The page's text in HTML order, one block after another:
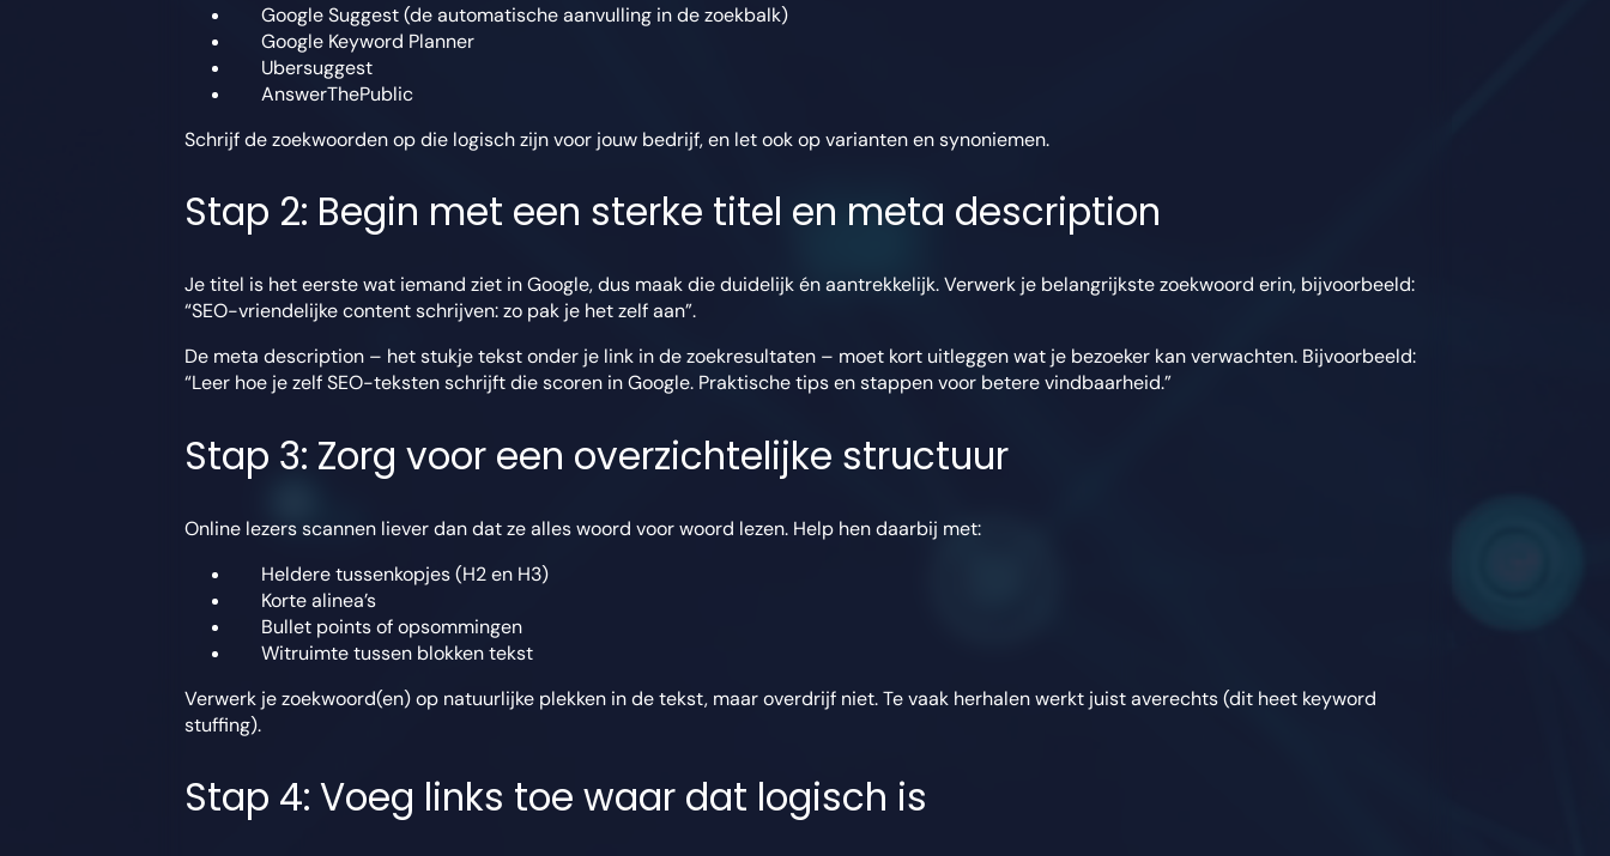
Google Suggest (de automatische aanvulling in de zoekbalk)
Google Keyword Planner
Ubersuggest
AnswerThePublic
Schrijf de zoekwoorden op die logisch zijn voor jouw bedrijf, en let ook op varianten en synoniemen.
Stap 2: Begin met een sterke titel en meta description
Je titel is het eerste wat iemand ziet in Google, dus maak die duidelijk én aantrekkelijk. Verwerk je belangrijkste zoekwoord erin, bijvoorbeeld:
“SEO-vriendelijke content schrijven: zo pak je het zelf aan”.
De meta description – het stukje tekst onder je link in de zoekresultaten – moet kort uitleggen wat je bezoeker kan verwachten. Bijvoorbeeld:
“Leer hoe je zelf SEO-teksten schrijft die scoren in Google. Praktische tips en stappen voor betere vindbaarheid.”
Stap 3: Zorg voor een overzichtelijke structuur
Online lezers scannen liever dan dat ze alles woord voor woord lezen. Help hen daarbij met:
Heldere tussenkopjes (H2 en H3)
Korte alinea’s
Bullet points of opsommingen
Witruimte tussen blokken tekst
Verwerk je zoekwoord(en) op natuurlijke plekken in de tekst, maar overdrijf niet. Te vaak herhalen werkt juist averechts (dit heet keyword
stuffing).
Stap 4: Voeg links toe waar dat logisch is